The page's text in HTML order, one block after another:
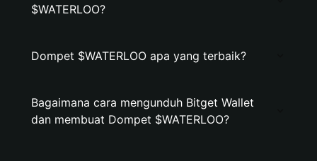
$WATERLOO?
Dompet $WATERLOO apa yang terbaik?
Bagaimana cara mengunduh Bitget Wallet
dan membuat Dompet $WATERLOO?